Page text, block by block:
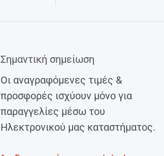
Σημαντική σημείωση
Οι αναγραφόμενες τιμές &
προσφορές ισχύουν μόνο για
παραγγελίες μέσω του
Ηλεκτρονικού μας καταστήματος.